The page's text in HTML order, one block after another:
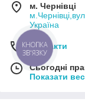
м. Чернівці
Україна
Контакти
Сьогодні
Показати
КНОПКА
ЗВ'ЯЗКУ